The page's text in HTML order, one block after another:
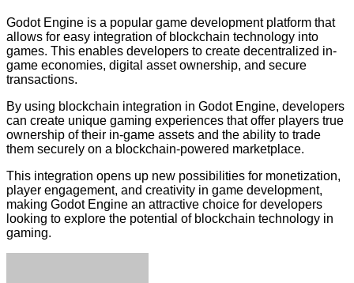
Godot Engine is a popular game development platform that
allows for easy integration of blockchain technology into
games. This enables developers to create decentralized in-
game economies, digital asset ownership, and secure
transactions.
By using blockchain integration in Godot Engine, developers
can create unique gaming experiences that offer players true
ownership of their in-game assets and the ability to trade
them securely on a blockchain-powered marketplace.
This integration opens up new possibilities for monetization,
player engagement, and creativity in game development,
making Godot Engine an attractive choice for developers
looking to explore the potential of blockchain technology in
gaming.